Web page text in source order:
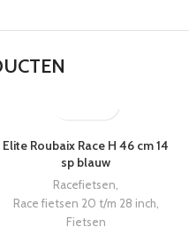
Elite Roubaix Race H 46 cm 14
sp blauw
Racefietsen
Race fietsen 20 t/m 28 inch
Fietsen